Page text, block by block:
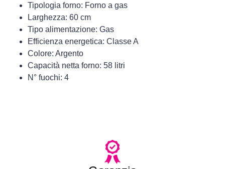
Tipologia forno: Forno a gas
Larghezza: 60 cm
Tipo alimentazione: Gas
Efficienza energetica: Classe A
Colore: Argento
Capacità netta forno: 58 litri
N° fuochi: 4